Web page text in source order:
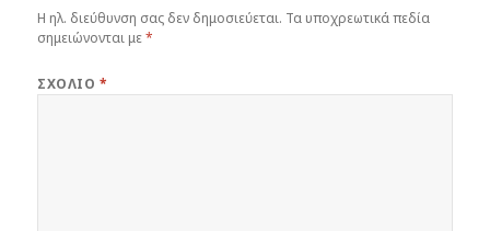
Η ηλ. διεύθυνση σας δεν δημοσιεύεται. Τα υποχρεωτικά πεδία
σημειώνονται με*
ΣΧΌΛΙΟ *